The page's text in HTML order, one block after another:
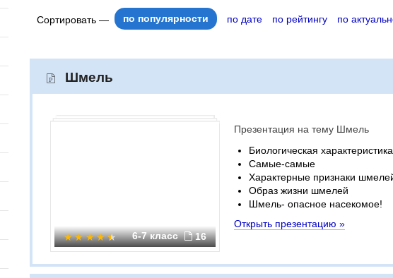
Сортировать — по популярности по дате по рейтингу по
Шмель
6-7 класс 16
Презентация на тему Шмель
Биологическая характеристика
Самые-самые
Характерные признаки
Образ жизни шмелей
Шмель- опасное насекомое!
Открыть презентацию »